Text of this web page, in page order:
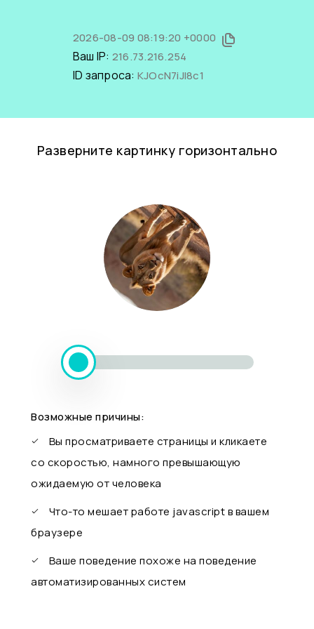
2026-08-09 08:19:20 +0000
Ваш IP: 216.73.216.254
ID запроса: KJOcN7iJl8c1
Разверните картинку горизонтально
Возможные причины:
Вы просматриваете страницы и кликаете
со скоростью, намного превышающую
ожидаемую от человека
Что-то мешает работе javascript в вашем
браузере
Ваше поведение похоже на поведение
автоматизированных систем